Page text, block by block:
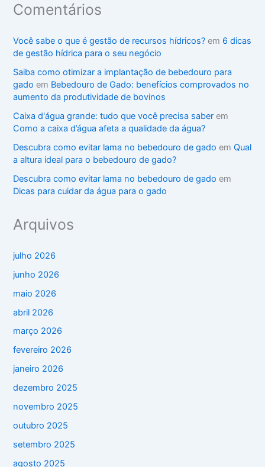
Comentários
Você sabe o que é gestão de recursos hídricos? em 6 dicas
de gestão hídrica para o seu negócio
Saiba como otimizar a implantação de bebedouro para
gado em Bebedouro de Gado: benefícios comprovados no
aumento da produtividade de bovinos
Caixa d'água grande: tudo que você precisa saber em
Como a caixa d’água afeta a qualidade da água?
Descubra como evitar lama no bebedouro de gado em Qual
a altura ideal para o bebedouro de gado?
Descubra como evitar lama no bebedouro de gado em
Dicas para cuidar da água para o gado
Arquivos
julho 2026
junho 2026
maio 2026
abril 2026
março 2026
fevereiro 2026
janeiro 2026
dezembro 2025
novembro 2025
outubro 2025
setembro 2025
agosto 2025